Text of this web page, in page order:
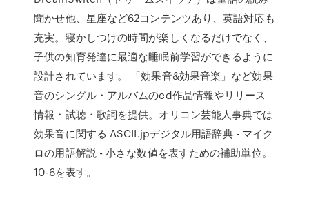
聞かせ他、星座など62コンテンツあり、英語対応も
充実。寝かしつけの時間が楽しくなるだけでなく、
子供の知育発達に最適な睡眠前学習ができるように
設計されています。 「効果音&効果音楽」など効果
音のシングル・アルバムのcd作品情報やリリース
情報・試聴・歌詞を提供。オリコン芸能人事典では
効果音に関する ASCII.jpデジタル用語辞典 - マイク
ロの用語解説 - 小さな数値を表すための補助単位。
10-6を表す。